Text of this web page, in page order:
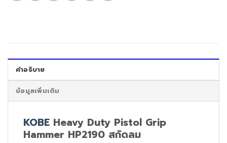
คำอธิบาย
ข้อมูลเพิ่มเติม
KOBE Heavy Duty Pistol Grip
Hammer HP2190 สกัดลม